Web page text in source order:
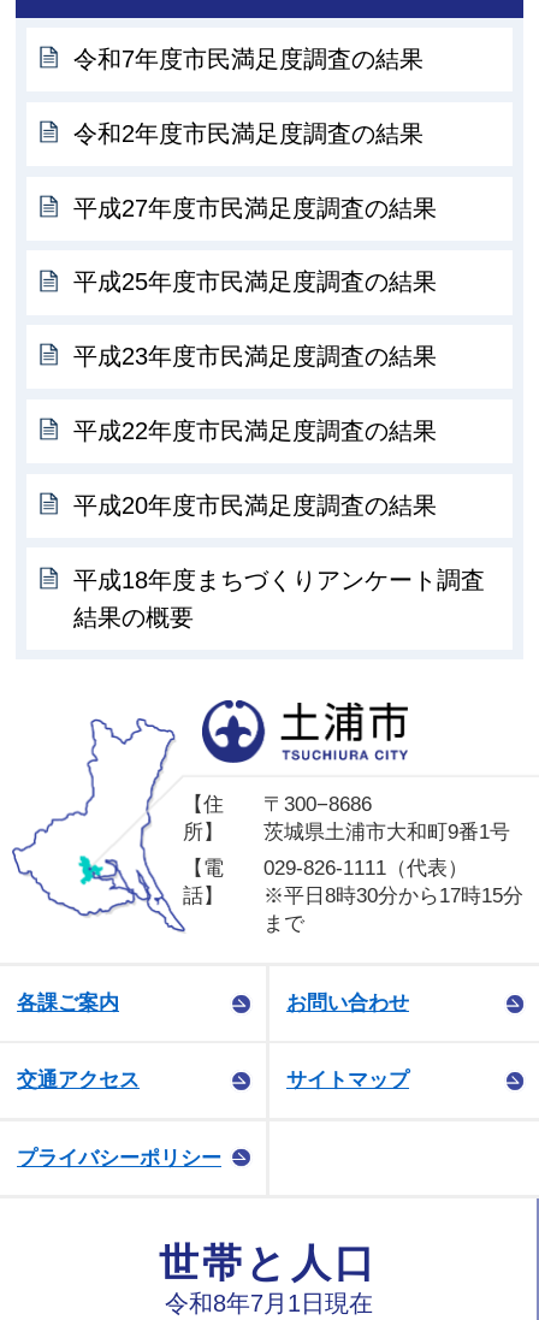
令和7年度市民満足度調査の結果
令和2年度市民満足度調査の結果
平成27年度市民満足度調査の結果
平成25年度市民満足度調査の結果
平成23年度市民満足度調査の結果
平成22年度市民満足度調査の結果
平成20年度市民満足度調査の結果
平成18年度まちづくりアンケート調査
結果の概要
【住
所】
〒300−8686
茨城県土浦市大和町9番1号
【電
話】
029-826-1111（代表）
※平日8時30分から17時15分
まで
各課ご案内 お問い合わせ
交通アクセス サイトマップ
プライバシーポリシー